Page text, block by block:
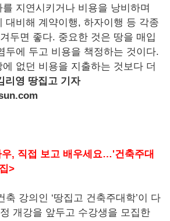
지연시키거나 비용을 낭비하며
대비해 계약이행, 하자이행 등 각종
두면 좋다. 중요한 것은 땅을 매입
두에 두고 비용을 책정하는 것이다.
없던 비용을 지출하는 것보다 더
리영 땅집고 기자
, 직접 보고 배우세요…'건축주대
>
축 강의인 ‘땅집고 건축주대학’이 다
개강을 앞두고 수강생을 모집한